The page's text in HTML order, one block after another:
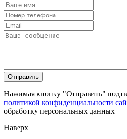
Нажимая кнопку "Отправить"
политикой конфиденциальности
обработку персональных данных
Наверх